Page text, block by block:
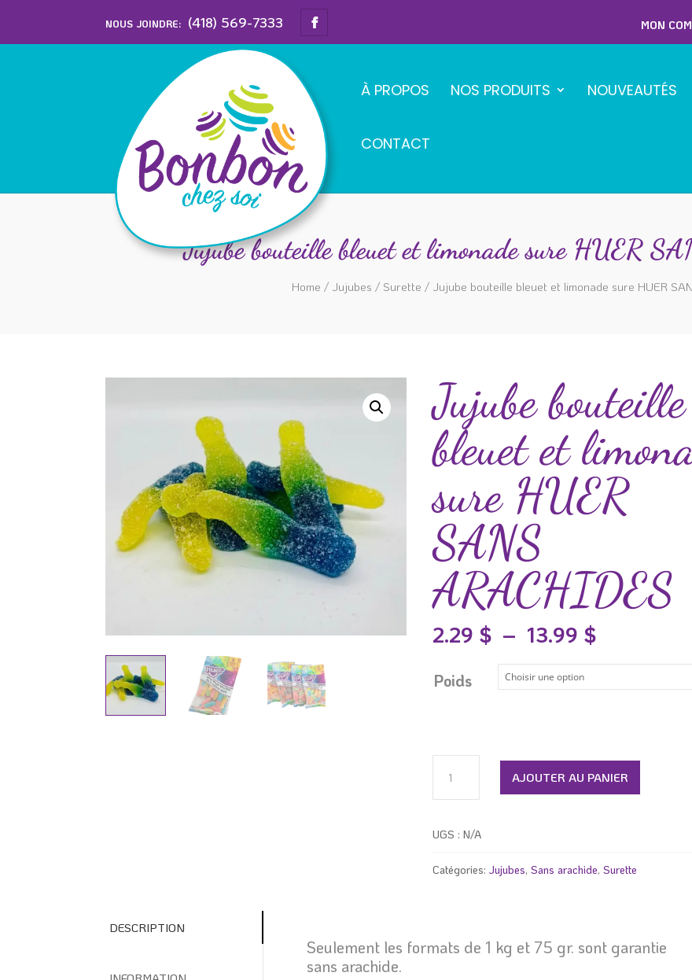
NOUS JOINDRE: (418) 569-7333 MON
À PROPOS NOS PRODUITS NOUVEAUTÉS
CONTACT
Jujube bouteille bleuet et limonade sure HUER
Home / Jujubes / Surette / Jujube bouteille bleuet et limonade sure HUER
Jujube bouteille
bleuet et
sure HUER
SANS
ARACHIDES
2.29 $ – 13.99 $Plage
prix :
2.29 $
Poids
Jujube
bleuet
limonade
ARACHIDES
AJOUTER AU PANIER
UGS : N/A
Catégories: Jujubes, Sans arachide, Surette
DESCRIPTION
Seulement les formats de 1 kg et 75 gr. sont garantie
sans arachide.